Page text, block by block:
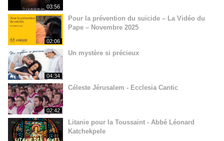
03:56
02:06
Pour la prévention du suicide – La Vidéo du
Pape – Novembre 2025
04:34
Un mystère si précieux
02:42
Céleste Jérusalem - Ecclesia Cantic
Litanie pour la Toussaint - Abbé Léonard
Katchekpele